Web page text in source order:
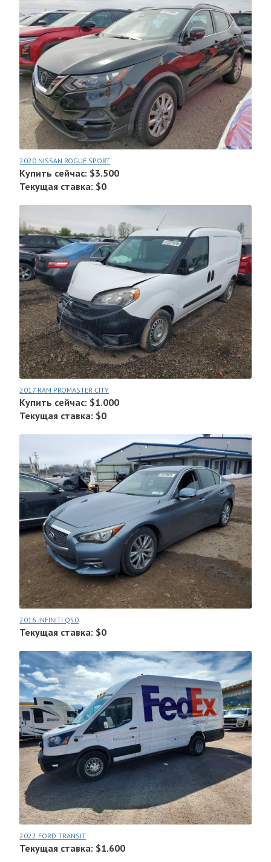
2020 NISSAN ROGUE SPORT
Купить сейчас: $3.500
Текущая ставка: $0
2017 RAM PROMASTER CITY
Купить сейчас: $1.000
Текущая ставка: $0
2016 INFINITI Q50
Текущая ставка: $0
2022 FORD TRANSIT
Текущая ставка: $1.600